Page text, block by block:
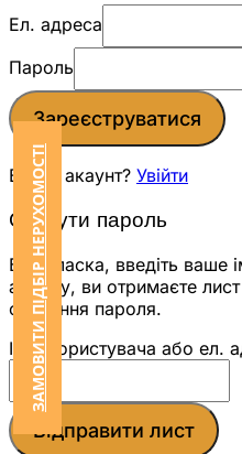
ЗАМОВИТИ ПІДБІР НЕРУХОМОСТІ
Ел. адреса
Пароль
Зареєструватися
Вже є акаунт? Увійти
Скинути пароль
Будь ласка, введіть ваше
адресу, ви отримаєте
скидання пароля.
Ім'я користувача або ел.
Відправити лист